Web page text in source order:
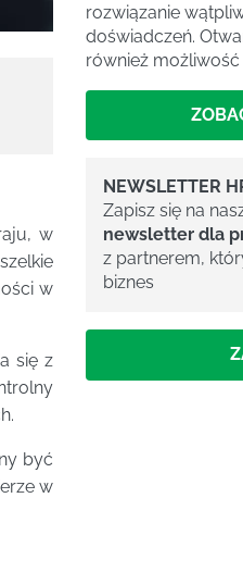
w
w
się z
być
w
rozwiązanie
doświadczeń.
również możliwość
NEWSLETTER
Zapisz się na
newsletter dla
z partnerem,
biznes